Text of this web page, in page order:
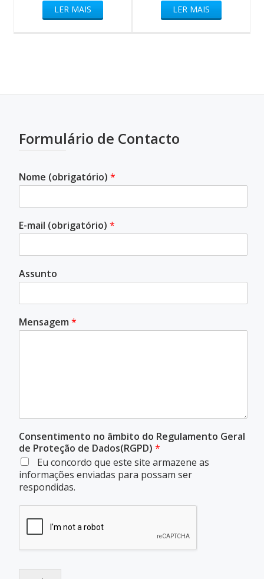
LER MAIS LER MAIS
Formulário de Contacto
Nome (obrigatório) *
E-mail (obrigatório) *
Assunto
Mensagem *
Consentimento no âmbito do Regulamento Geral
de Proteção de Dados(RGPD) *
Eu concordo que este site armazene as
informações enviadas para possam ser
respondidas.